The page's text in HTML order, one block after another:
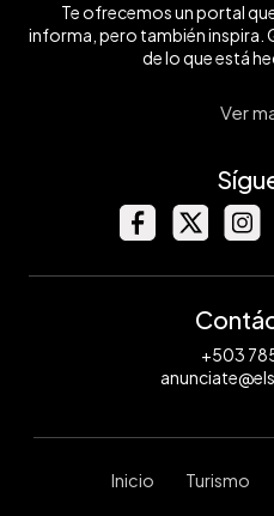
Te ofrecemos un portal
informa, pero también inspira.
de lo que está
Ver
+503
Inicio Turismo